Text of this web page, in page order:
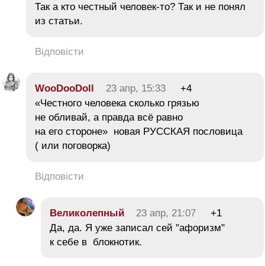
Так а кто честный человек-то? Так и не понял
из статьи.
Відповісти
WooDooDoll 23 апр, 15:33
+4
«Честного человека сколько грязью
не обливай, а правда всё равно
на его стороне» новая РУССКАЯ пословица
( или поговорка)
Відповісти
Великолепный 23 апр, 21:07
+1
Да, да. Я уже записал сей "афоризм"
к себе в блокнотик.